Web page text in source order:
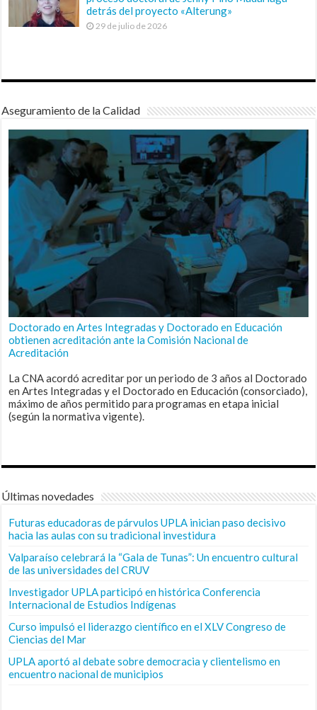
detrás del proyecto «Alterung»
29 de julio de 2026
Aseguramiento de la Calidad
Doctorado en Artes Integradas y Doctorado en Educación
obtienen acreditación ante la Comisión Nacional de
Acreditación
La CNA acordó acreditar por un periodo de 3 años al Doctorado
en Artes Integradas y el Doctorado en Educación (consorciado),
máximo de años permitido para programas en etapa inicial
(según la normativa vigente).
Últimas novedades
Futuras educadoras de párvulos UPLA inician paso decisivo
hacia las aulas con su tradicional investidura
Valparaíso celebrará la “Gala de Tunas”: Un encuentro cultural
de las universidades del CRUV
Investigador UPLA participó en histórica Conferencia
Internacional de Estudios Indígenas
Curso impulsó el liderazgo científico en el XLV Congreso de
Ciencias del Mar
UPLA aportó al debate sobre democracia y clientelismo en
encuentro nacional de municipios